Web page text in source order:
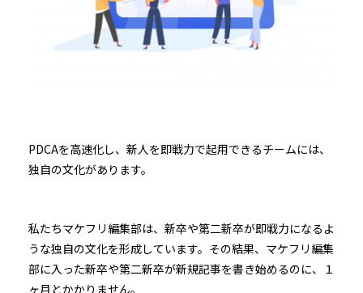
PDCAを高速化し、新人を即戦力で起用できるチームには、
独自の文化があります。
私たちマケフリ編集部は、新卒や第二新卒が即戦力になるよ
うな独自の文化を形成しています。その結果、マケフリ編集
部に入った新卒や第二新卒が新規記事を書き始めるのに、１
ヶ月とかかりません。